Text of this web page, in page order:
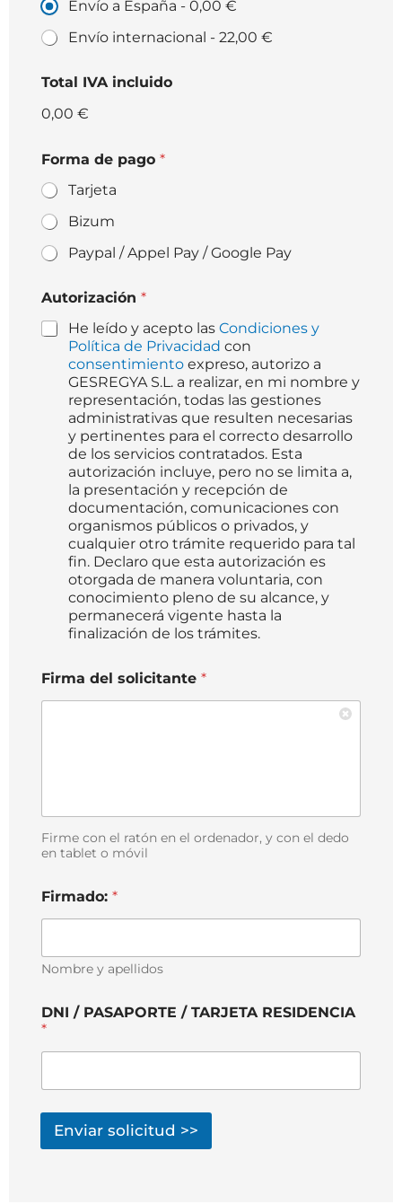
Envío a España - 0,00 €
Envío internacional - 22,00 €
Total IVA incluido
0,00 €
Forma de pago *
Tarjeta
Bizum
Paypal / Appel Pay / Google Pay
Autorización *
He leído y acepto las Condiciones y
Política de Privacidad con
consentimiento expreso, autorizo a
GESREGYA S.L. a realizar, en mi nombre y
representación, todas las gestiones
administrativas que resulten necesarias
y pertinentes para el correcto desarrollo
de los servicios contratados. Esta
autorización incluye, pero no se limita a,
la presentación y recepción de
documentación, comunicaciones con
organismos públicos o privados, y
cualquier otro trámite requerido para tal
fin. Declaro que esta autorización es
otorgada de manera voluntaria, con
conocimiento pleno de su alcance, y
permanecerá vigente hasta la
finalización de los trámites.
Firma del solicitante *
Firme con el ratón en el ordenador, y con el dedo
en tablet o móvil
Firmado: *
Nombre y apellidos
DNI / PASAPORTE / TARJETA RESIDENCIA
*
Enviar solicitud >>